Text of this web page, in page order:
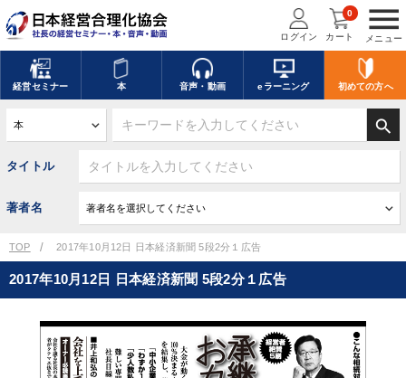
menu
メニュー
ログイン カート
0
経営セミナー 本 音声・動画 eラーニング 初めての方へ
search
タイトル
著者名
TOP 2017年10月12日 日本経済新聞 5段2分１広告
2017年10月12日 日本経済新聞 5段2分１広告